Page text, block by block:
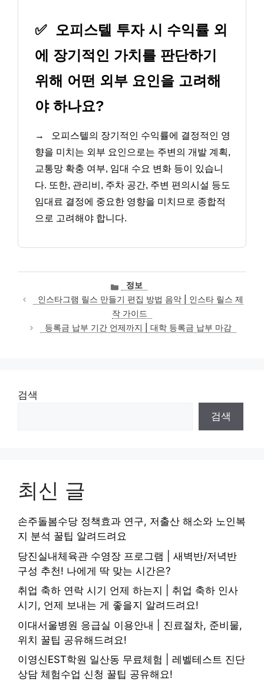
✅ 오피스텔 투자 시 수익률 외
에 장기적인 가치를 판단하기
위해 어떤 외부 요인을 고려해
야 하나요?
→
오피스텔의 장기적인 수익률에 결정적인 영
향을 미치는 외부 요인으로는 주변의 개발 계획,
교통망 확충 여부, 임대 수요 변화 등이 있습니
다. 또한, 관리비, 주차 공간, 주변 편의시설 등도
임대료 결정에 중요한 영향을 미치므로 종합적
으로 고려해야 합니다.
카
테
고
리
정보
인스타그램 릴스 만들기 편집 방법 음악 | 인스타 릴스 제
작 가이드
등록금 납부 기간 언제까지 | 대학 등록금 납부 마감
검색
검색
최신 글
손주돌봄수당 정책효과 연구, 저출산 해소와 노인복
지 분석 꿀팁 알려드려요
당진실내체육관 수영장 프로그램 | 새벽반/저녁반
구성 추천! 나에게 딱 맞는 시간은?
취업 축하 연락 시기 언제 하는지 | 취업 축하 인사
시기, 언제 보내는 게 좋을지 알려드려요!
이대서울병원 응급실 이용안내 | 진료절차, 준비물,
위치 꿀팁 공유해드려요!
이영신EST학원 일산동 무료체험 | 레벨테스트 진단
상담 체험수업 신청 꿀팁 공유해요!